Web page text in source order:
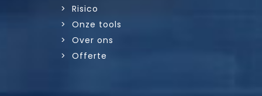
> Risico
> Onze tools
> Over ons
> Offerte